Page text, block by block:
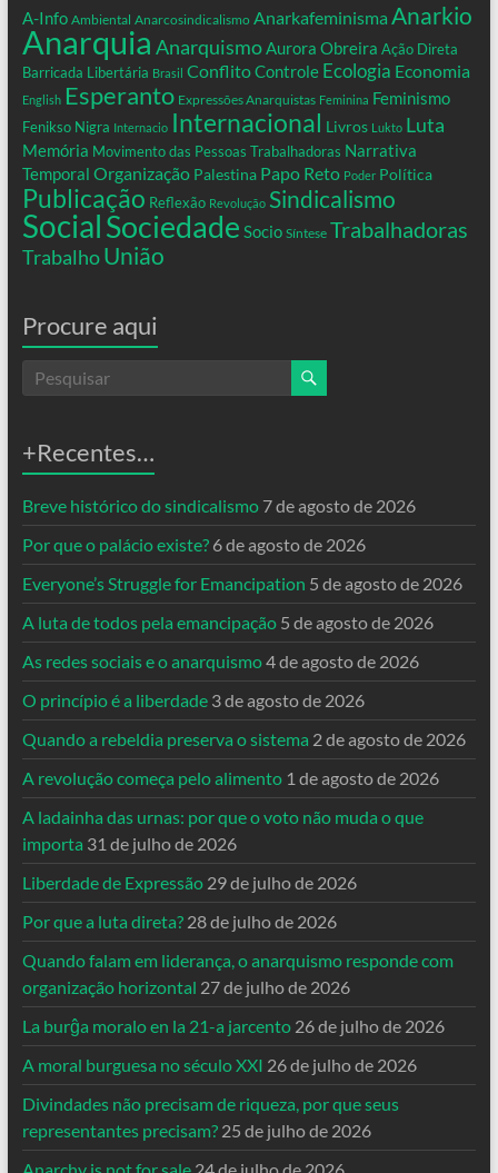
A-Info Ambiental Anarcosindicalismo Anarkafeminisma Anarkio
Anarquia AnarquismoAurora Obreira Ação Direta
Barricada Libertária Brasil ConflitoControle Ecologia Economia
English Esperanto Expressões Anarquistas Feminina Feminismo
Fenikso Nigra Internacio Internacional Livros Lukto Luta
Memória Movimento das Pessoas Trabalhadoras Narrativa
Temporal Organização Palestina Papo Reto Poder Política
Publicação Reflexão Revolução Sindicalismo
SocialSociedade Socio Síntese Trabalhadoras
Trabalho União
Procure aqui
+Recentes…
Breve histórico do sindicalismo 7 de agosto de 2026
Por que o palácio existe? 6 de agosto de 2026
Everyone’s Struggle for Emancipation 5 de agosto de 2026
A luta de todos pela emancipação 5 de agosto de 2026
As redes sociais e o anarquismo4 de agosto de 2026
O princípio é a liberdade 3 de agosto de 2026
Quando a rebeldia preserva o sistema 2 de agosto de 2026
A revolução começa pelo alimento 1 de agosto de 2026
A ladainha das urnas: por que o voto não muda o que
importa 31 de julho de 2026
Liberdade de Expressão 29 de julho de 2026
Por que a luta direta? 28 de julho de 2026
Quando falam em liderança, o anarquismo responde com
organização horizontal 27 de julho de 2026
La burĝa moralo en la 21-a jarcento 26 de julho de 2026
A moral burguesa no século XXI 26 de julho de 2026
Divindades não precisam de riqueza, por que seus
representantes precisam? 25 de julho de 2026
Anarchy is not for sale 24 de julho de 2026